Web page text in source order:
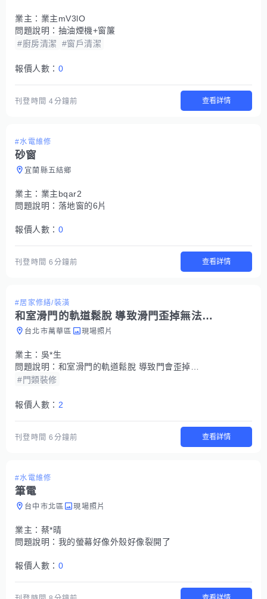
業主： 業主mV3lO
問題說明： 抽油煙機+窗簾
#廚房清潔
#窗戶清潔
報價人數： 0
刊登時間4分鐘前 查看詳情
#水電維修
砂窗
宜蘭縣五結鄉
業主： 業主bqar2
問題說明： 落地窗的6片
報價人數： 0
刊登時間6分鐘前 查看詳情
#居家修繕/裝潢
和室滑門的軌道鬆脫 導致滑門歪掉無法正常關上
台北市萬華區 現場照片
業主： 吳*生
問題說明： 和室滑門的軌道鬆脫 導致門會歪掉無法正常關上
#門類裝修
報價人數： 2
刊登時間6分鐘前 查看詳情
#水電維修
筆電
台中市北區 現場照片
業主： 蔡*晴
問題說明： 我的螢幕好像外殼好像裂開了
報價人數： 0